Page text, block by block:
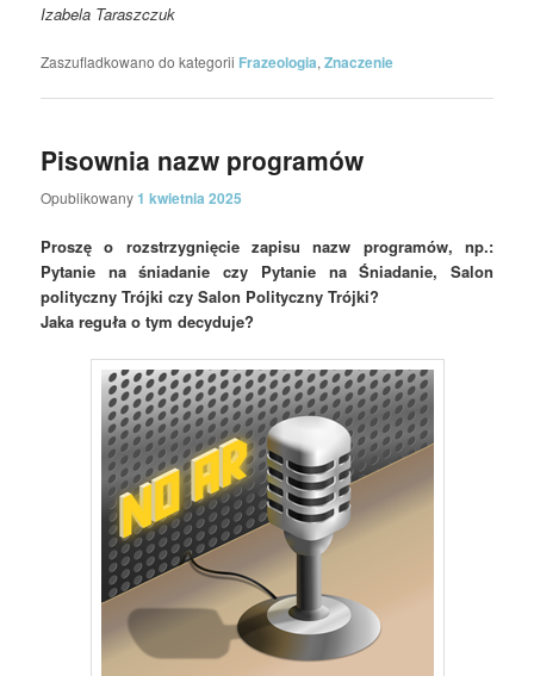
Izabela Taraszczuk
Zaszufladkowano do kategorii Frazeologia,Znaczenie
Pisownia nazw programów
Opublikowany1 kwietnia 2025
Proszę o rozstrzygnięcie zapisu nazw programów, np.:
Pytanie na śniadanie czy Pytanie na Śniadanie, Salon
polityczny Trójki czy Salon Polityczny Trójki?
Jaka reguła o tym decyduje?